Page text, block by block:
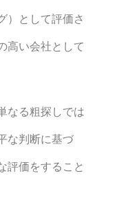
）として評価さ
高い会社として
なる粗探しでは
な判断に基づ
評価をすること